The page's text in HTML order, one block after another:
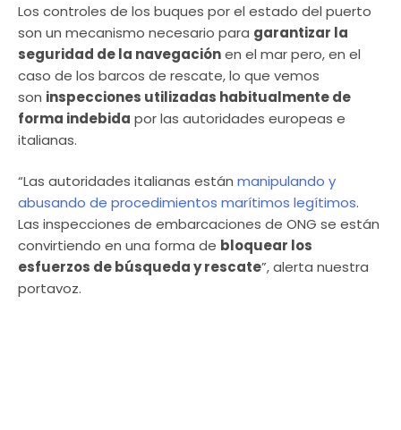
Los controles de los buques por el estado del puerto
son un mecanismo necesario para garantizar la
seguridad de la navegaciónen el mar pero, en el
caso de los barcos de rescate, lo que vemos
son inspecciones utilizadas habitualmente de
forma indebida por las autoridades europeas e
italianas.
“Las autoridades italianas están manipulando y
abusando de procedimientos marítimos legítimos.
Las inspecciones de embarcaciones de ONG se están
convirtiendo en una forma de bloquear los
esfuerzos de búsqueda y rescate”, alerta nuestra
portavoz.